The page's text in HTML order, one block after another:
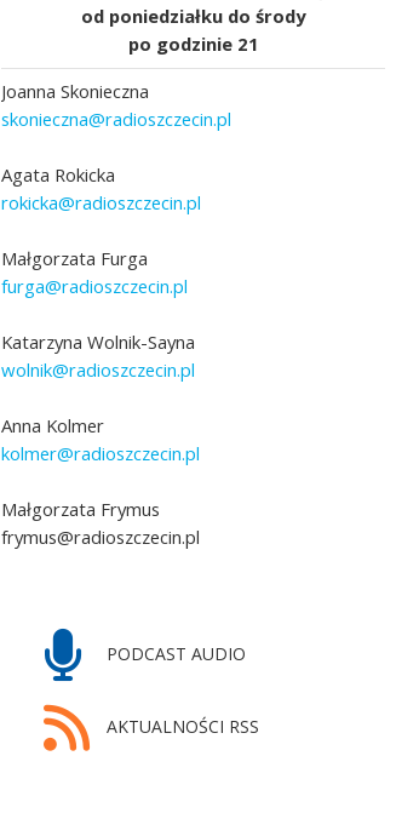
od poniedziałku do środy
po godzinie 21
Joanna Skonieczna
skonieczna@radioszczecin.pl
Agata Rokicka
rokicka@radioszczecin.pl
Małgorzata Furga
furga@radioszczecin.pl
Katarzyna Wolnik-Sayna
wolnik@radioszczecin.pl
Anna Kolmer
kolmer@radioszczecin.pl
Małgorzata Frymus
frymus@radioszczecin.pl
PODCAST AUDIO
AKTUALNOŚCI RSS